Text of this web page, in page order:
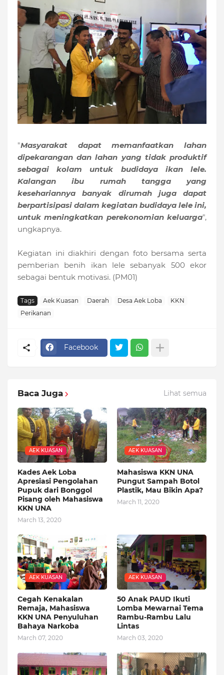
"Masyarakat dapat memanfaatkan lahan
dipekarangan dan lahan yang tidak produktif
sebagai kolam untuk budidaya ikan lele.
Kalangan ibu rumah tangga yang
kesehariannya banyak dirumah juga dapat
berpartisipasi dalam kegiatan budidaya lele ini,
untuk meningkatkan perekonomian keluarga",
ungkapnya.
Kegiatan ini diakhiri dengan foto bersama serta
pemberian benih ikan lele sebanyak 500 ekor
sebagai bentuk motivasi. (PM01)
Tags Aek Kuasan Daerah Desa Aek Loba
KKN
Perikanan
Facebook
Baca Juga Lihat semua
AEK KUASAN
Kades Aek Loba
Apresiasi Pengolahan
Pupuk dari Bonggol
Pisang oleh Mahasiswa
KKN UNA
March 13, 2020
AEK KUASAN
Mahasiswa KKN UNA
Pungut Sampah Botol
Plastik, Mau Bikin Apa?
March 11, 2020
AEK KUASAN
Cegah Kenakalan
Remaja, Mahasiswa
KKN UNA Penyuluhan
Bahaya Narkoba
March 07, 2020
AEK KUASAN
50 Anak PAUD Ikuti
Lomba Mewarnai Tema
Rambu-Rambu Lalu
Lintas
March 03, 2020